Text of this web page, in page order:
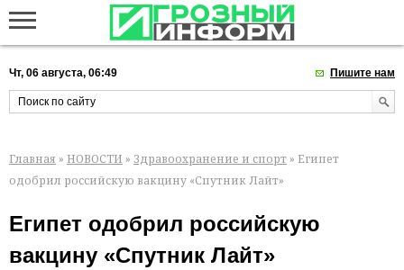
Чт, 06 августа, 06:49 Пишите нам
Главная » НОВОСТИ » Здравоохранение и спорт » Египет
одобрил российскую вакцину «Спутник Лайт»
Египет одобрил российскую
вакцину «Спутник Лайт»